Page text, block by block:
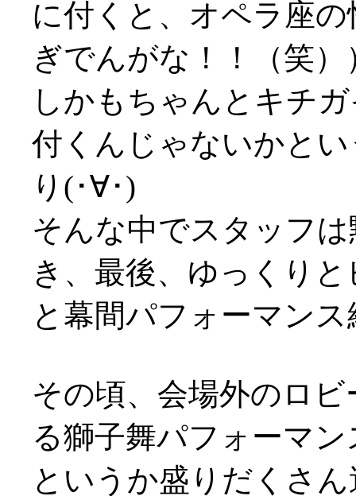
に付くと、オペラ座
ぎでんがな！！（笑）
しかもちゃんとキチ
付くんじゃないかと
り(･∀･)
そんな中でスタッフ
き、最後、ゆっくり
と幕間パフォーマン
その頃、会場外のロ
る獅子舞パフォーマ
というか盛りだくさ